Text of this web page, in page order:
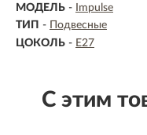
МОДЕЛЬ -
Impulse
ТИП -
Подвесные
ЦОКОЛЬ - E27
С этим